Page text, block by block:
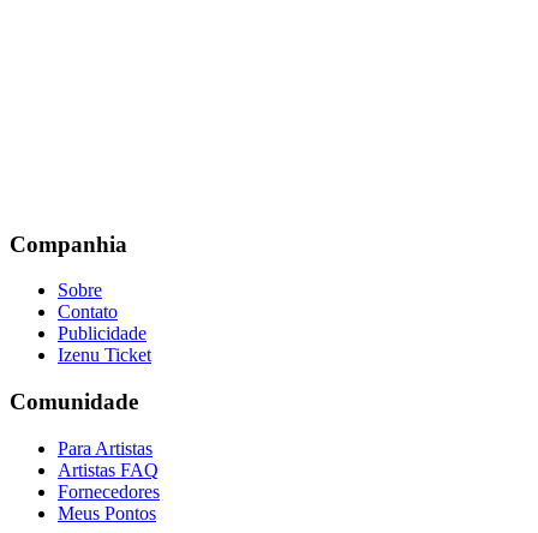
Companhia
Sobre
Contato
Publicidade
Izenu Ticket
Comunidade
Para Artistas
Artistas FAQ
Fornecedores
Meus Pontos